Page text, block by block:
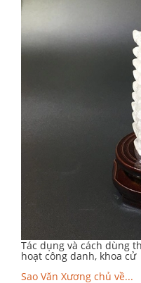
Tác dụng và cách dùng
hoạt công danh, khoa cử
Sao Văn Xương chủ về...